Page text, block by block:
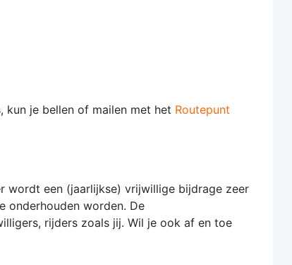
je bellen of mailen met het Routepunt
wordt een (jaarlijkse) vrijwillige bijdrage zeer
onderhouden worden. De
rijders zoals jij. Wil je ook af en toe